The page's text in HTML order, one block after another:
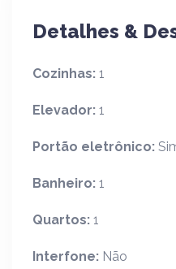
Detalhes &
Cozinhas: 1
Elevador: 1
Portão eletrônico:
Banheiro: 1
Quartos: 1
Interfone: Não